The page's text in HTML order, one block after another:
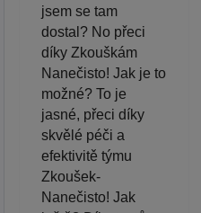
jsem se tam
dostal? No přeci
díky Zkouškám
Nanečisto! Jak je to
možné? To je
jasné, přeci díky
skvělé péči a
efektivitě týmu
Zkoušek-
Nanečisto! Jak